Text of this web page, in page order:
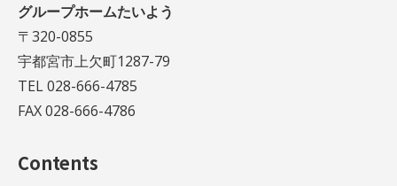
グループホームたいよう
〒320-0855
宇都宮市上欠町1287-79
TEL 028-666-4785
FAX 028-666-4786
Contents